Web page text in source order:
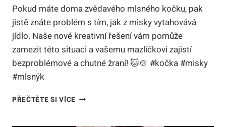
Pokud máte doma zvědavého mlsného kočku, pak
jistě znáte problém s tím, jak z misky vytahovává
jídlo. Naše nové kreativní řešení vám pomůže
zamezit této situaci a vašemu mazlíčkovi zajistí
bezproblémové a chutné žraní! 🐱🍲 #kočka #misky
#mlsnýk
PŘEČTĚTE SI VÍCEKOČKA